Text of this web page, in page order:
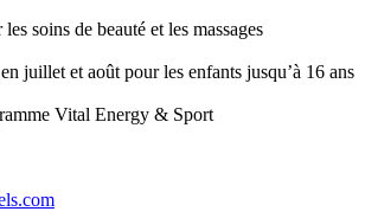
soins de beauté et les massages
juillet et août pour les enfants jusqu’à 16 ans
Vital Energy & Sport